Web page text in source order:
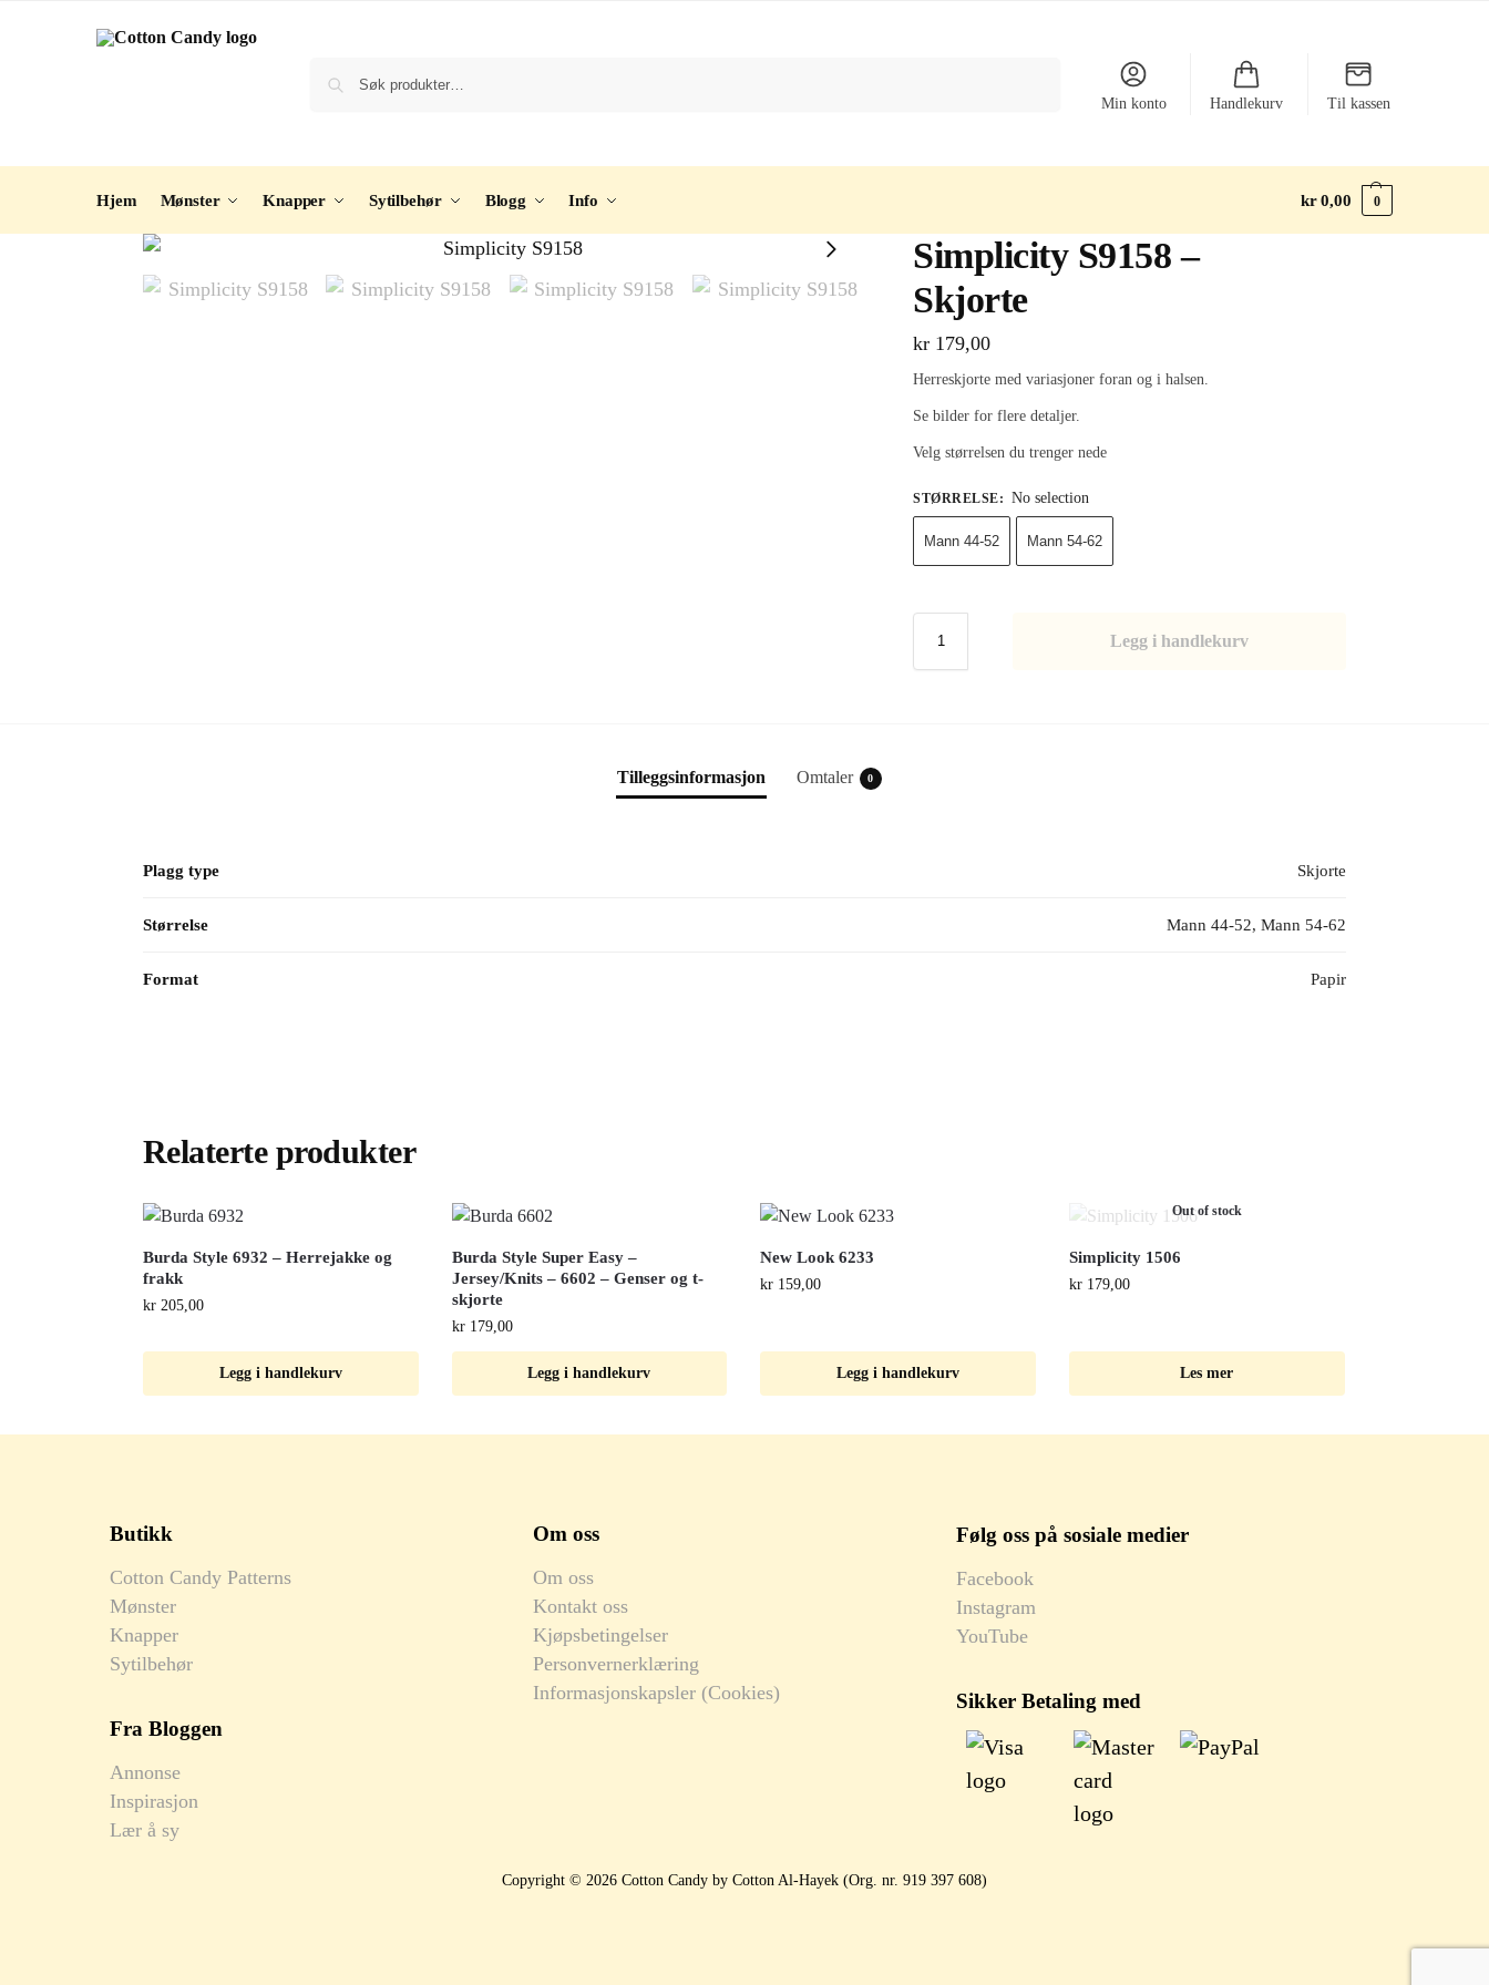
Min konto Handlekurv Til kassen
Hjem Mønster Knapper Sytilbehør Blogg Info kr0,00 0
Simplicity S9158 –
Skjorte
kr 179,00
Herreskjorte med variasjoner foran og i halsen.
Se bilder for flere detaljer.
Velg størrelsen du trenger nede
STØRRELSE: No selection
Mann 44-52 Mann 54-62
Legg i handlekurv
Tilleggsinformasjon Omtaler 0
Plagg type Skjorte
Størrelse Mann 44-52, Mann 54-62
Format Papir
Relaterte produkter
Burda Style 6932 – Herrejakke og
frakk
kr205,00
Legg i handlekurv
Burda Style Super Easy –
Jersey/Knits – 6602 – Genser og t-
skjorte
kr179,00
Legg i handlekurv
New Look 6233
kr 159,00
Legg i handlekurv
Out of stock
Simplicity 1506
kr 179,00
Les mer
Butikk
Cotton Candy Patterns
Mønster
Knapper
Sytilbehør
Fra Bloggen
Annonse
Inspirasjon
Lær å sy
Om oss
Om oss
Kontakt oss
Kjøpsbetingelser
Personvernerklæring
Informasjonskapsler (Cookies)
Følg oss på sosiale medier
Facebook
Instagram
YouTube
Sikker Betaling med
Copyright © 2026 Cotton Candy by Cotton Al-Hayek (Org. nr. 919 397 608)